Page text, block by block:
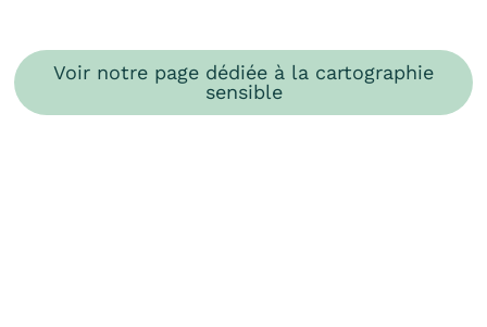
Voir notre page dédiée à la cartographie
sensible